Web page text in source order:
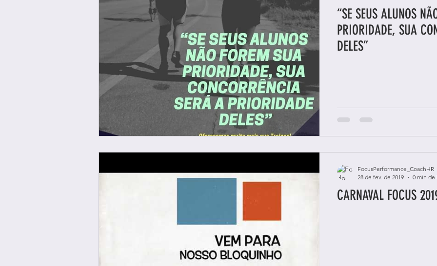
“SE SEUS ALUNOS
PRIORIDADE, SUA
DELES”
CARNAVAL FOCUS
FocusPerformance_CoachHR
28 de fev. de 2019
0 min de